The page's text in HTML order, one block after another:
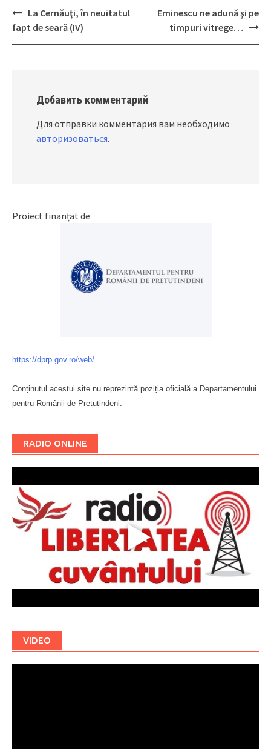
Post
navigation
La Cernăuţi, în neuitatul
fapt de seară (IV)
Eminescu ne adună şi pe
timpuri vitrege…
Добавить комментарий
Для отправки комментария вам необходимо
авторизоваться.
Proiect finanțat de
https://dprp.gov.ro/web/
Conținutul acestui site nu reprezintă poziția oficială a Departamentului
pentru Românii de Pretutindeni.
RADIO ONLINE
VIDEO